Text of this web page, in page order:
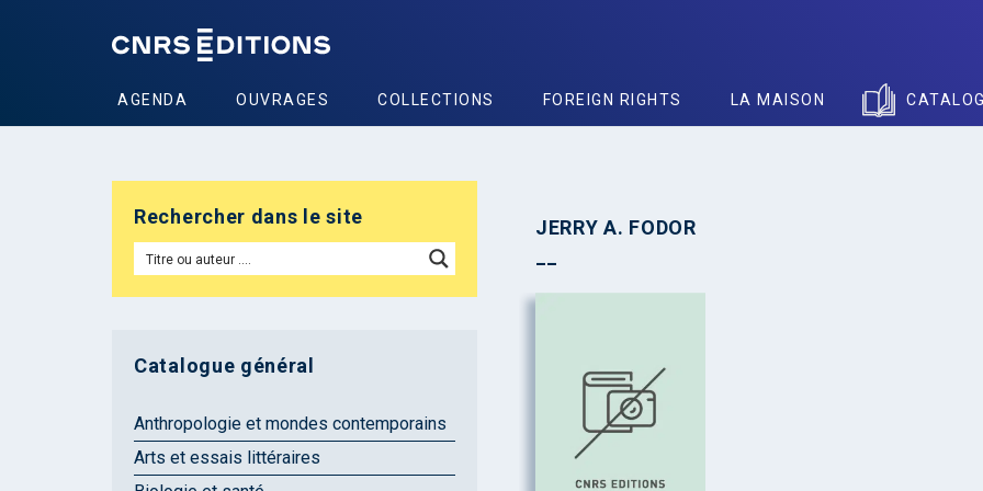
AGENDA OUVRAGES COLLECTIONS FOREIGN RIGHTS LA MAISON
JERRY A. FODOR
Rechercher dans le site
Catalogue général
Anthropologie et mondes contemporains
Arts et essais littéraires